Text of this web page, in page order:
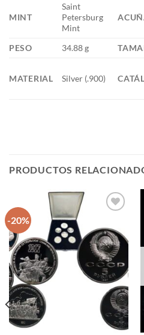
MINT
Saint
Petersburg
Mint
PESO 34.88 g
MATERIAL Silver (.900)
PRODUCTOS
-20%
Añadir
a la
lista de
deseos